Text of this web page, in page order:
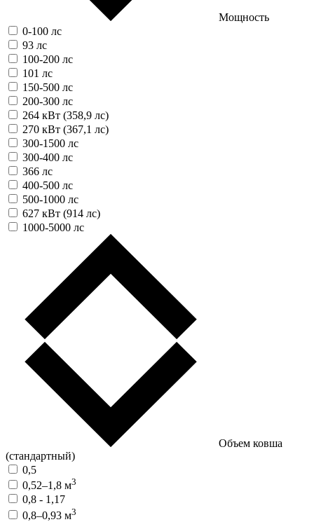
Мощность
0-100 лс
93 лс
100-200 лс
101 лс
150-500 лс
200-300 лс
264 кВт (358,9 лс)
270 кВт (367,1 лс)
300-1500 лс
300-400 лс
366 лс
400-500 лс
500-1000 лс
627 кВт (914 лс)
1000-5000 лс
Объем ковша
(стандартный)
0,5
0,52–1,8 м3
0,8 - 1,17
0,8–0,93 м3